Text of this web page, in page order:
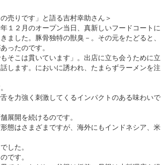
売りです」と語る吉村幸助さん＞
１２月のオープン当日、真新しいフードコートに
ました。豚骨独特の獣臭－。その元をたどると、
ったのです。
そこは貫いています」。出店に立ち会うために立
します。においに誘われ、たまらずラーメンを注
を力強く刺激してくるインパクトのある味わいで
展開を続けるのです。
態はさまざまですが、海外にもインドネシア、米
した。
です。